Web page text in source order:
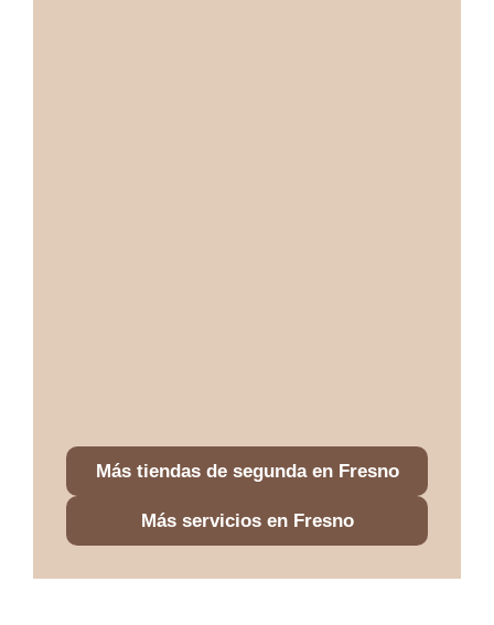
Más tiendas de segunda en Fresno
Más servicios en Fresno